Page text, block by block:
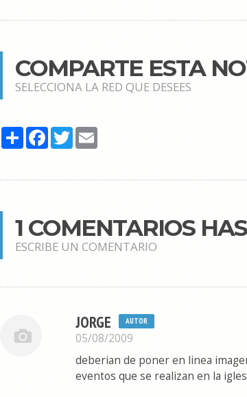
COMPARTE ESTA
SELECCIONA LA RED QUE DESEES
ShareFacebook
TwitterEmail
1 COMENTARIOS
ESCRIBE UN COMENTARIO
JORGE AUTOR
05/08/2009
deberian de poner en linea
eventos que se realizan en la